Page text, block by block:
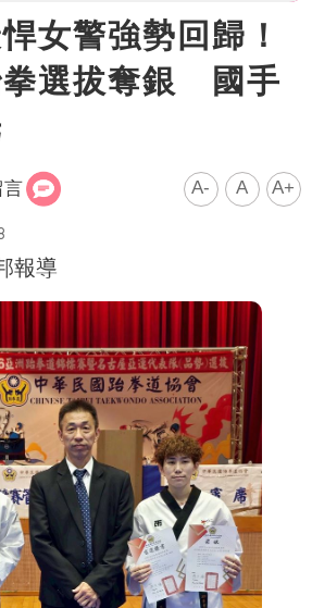
女警強勢回歸！
拳選拔奪銀 國手
言 A- A A+
報導